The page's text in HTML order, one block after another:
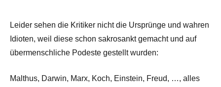
Leider sehen die Kritiker nicht die Ursprünge und wahren
Idioten, weil diese schon sakrosankt gemacht und auf
übermenschliche Podeste gestellt wurden:
Malthus, Darwin, Marx, Koch, Einstein, Freud, …, alles